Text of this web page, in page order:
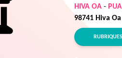
HIVA OA -
98741 Hiva Oa
RUBRIQUES